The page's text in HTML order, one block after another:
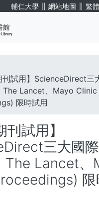
輔仁大學 ∥ 網站地圖 ∥ 繁
刊試用】ScienceDirect三
The Lancet、Mayo Clinic
限時試用
刊試用】
三大國際
The Lancet、
限